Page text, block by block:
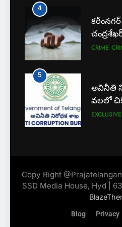
6
లేబర్
ఎఫ్ ఈ ఎస్ డీ
ఎస్ యూ
దోస్త్
EXCLUSIVE
4
CRIME
5
అవినీతి
వలలో
EXCLUSIVE
NEWS
Copy Right
SSD Media House, Hyd |
Blog Privacy